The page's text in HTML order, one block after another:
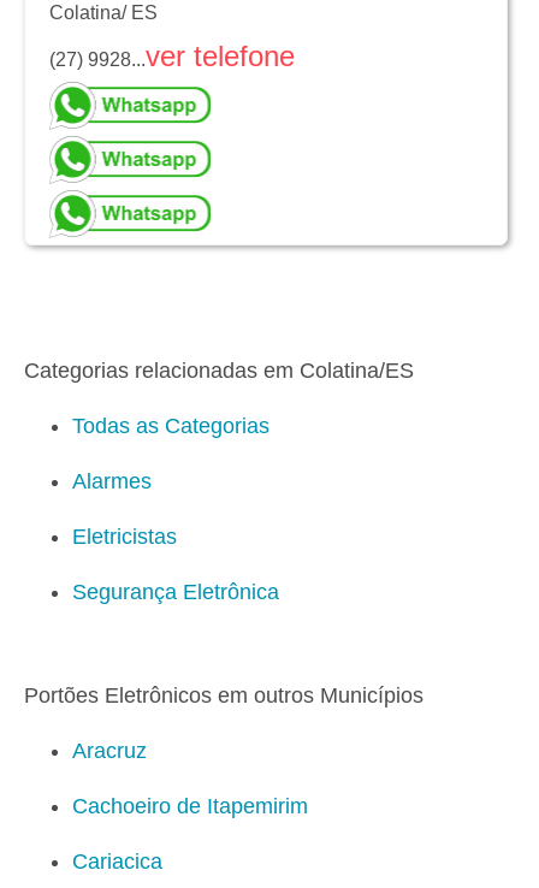
Colatina/ ES
(27) 9928...ver telefone
Categorias relacionadas em Colatina/ES
Todas as Categorias
Alarmes
Eletricistas
Segurança Eletrônica
Portões Eletrônicos em outros Municípios
Aracruz
Cachoeiro de Itapemirim
Cariacica